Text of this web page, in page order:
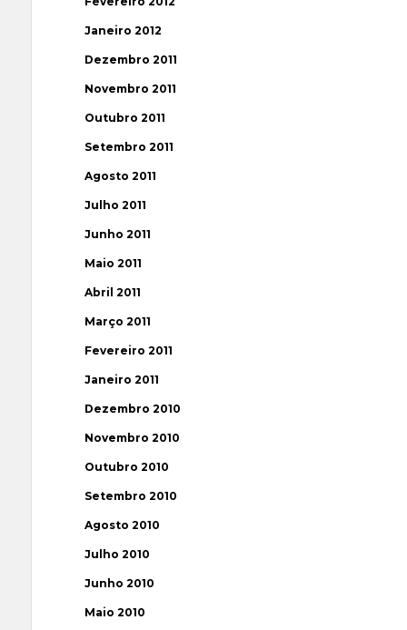
Janeiro 2012
Dezembro 2011
Novembro 2011
Outubro 2011
Setembro 2011
Agosto 2011
Julho 2011
Junho 2011
Maio 2011
Abril 2011
Março 2011
Fevereiro 2011
Janeiro 2011
Dezembro 2010
Novembro 2010
Outubro 2010
Setembro 2010
Agosto 2010
Julho 2010
Junho 2010
Maio 2010